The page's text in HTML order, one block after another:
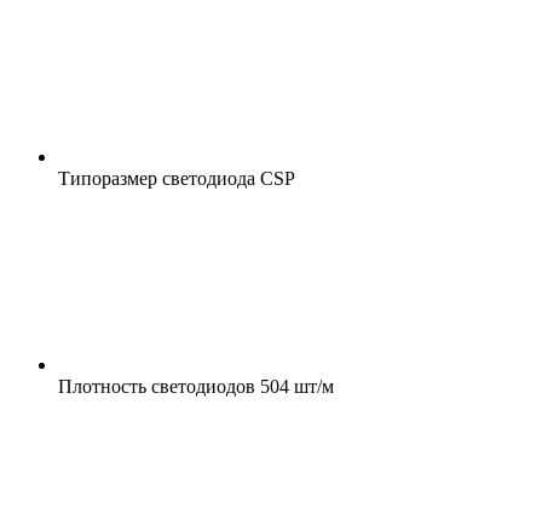
Типоразмер светодиода CSP
Плотность светодиодов 504 шт/м